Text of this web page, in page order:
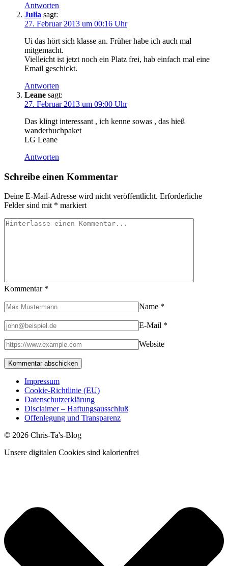
Antworten
Julia sagt:
27. Februar 2013 um 00:16 Uhr
Ui das hört sich klasse an. Früher habe ich auch mal
mitgemacht.
Vielleicht ist jetzt noch ein Platz frei, hab einfach mal eine
Email geschickt.
Antworten
Leane sagt:
27. Februar 2013 um 09:00 Uhr
Das klingt interessant , ich kenne sowas , das hieß
wanderbuchpaket
LG Leane
Antworten
Schreibe einen Kommentar
Deine E-Mail-Adresse wird nicht veröffentlicht. Erforderliche
Felder sind mit * markiert
Kommentar *
Name *
E-Mail *
Website
Impressum
Cookie-Richtlinie (EU)
Datenschutzerklärung
Disclaimer – Haftungsausschluß
Offenlegung und Transparenz
© 2026 Chris-Ta's-Blog
Unsere digitalen Cookies sind kalorienfrei